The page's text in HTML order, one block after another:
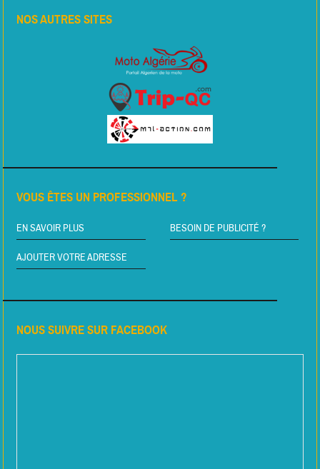
NOS AUTRES SITES
VOUS ÊTES UN PROFESSIONNEL ?
EN SAVOIR PLUS BESOIN DE PUBLICITÉ ?
AJOUTER VOTRE ADRESSE
NOUS SUIVRE SUR FACEBOOK